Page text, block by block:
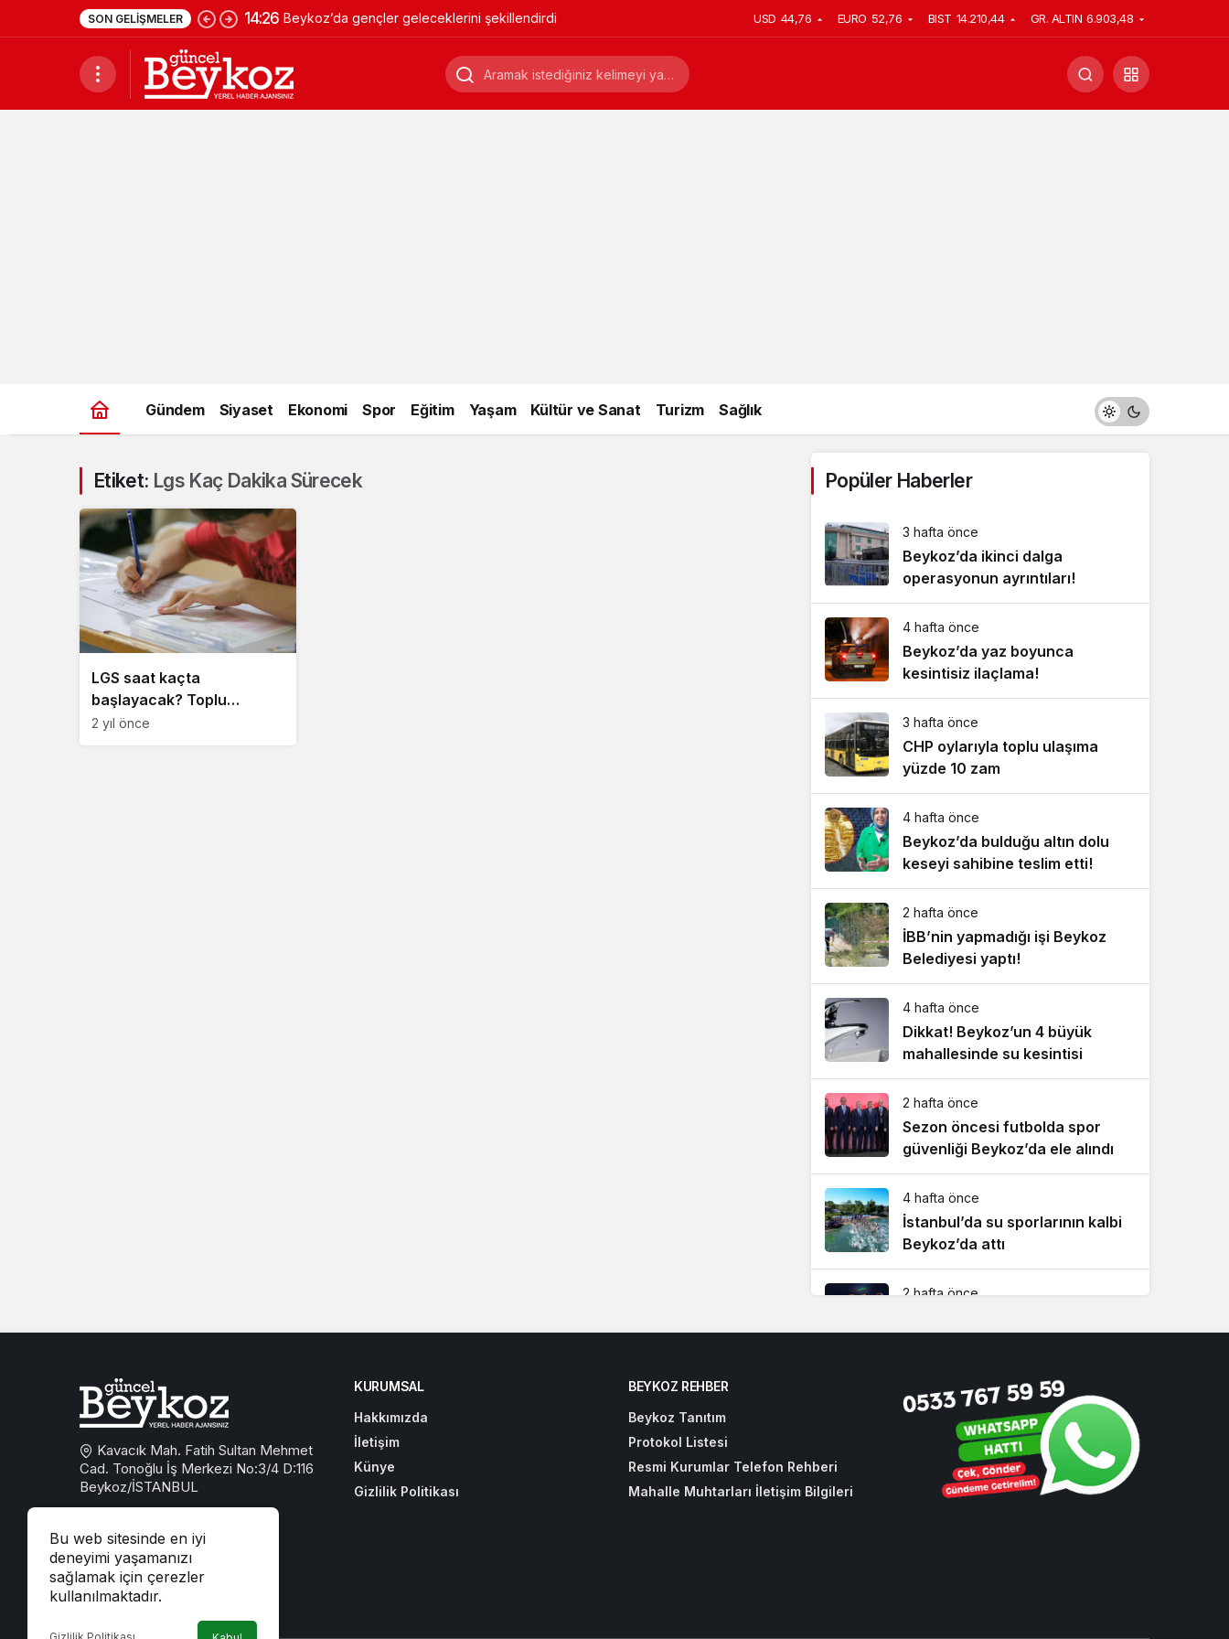
SON GELIŞMELER 14:26 Beykoz’da gençler geleceklerini şekillendirdi USD 44,76 EURO 52,76 BIST 14.210,44 GR. ALTIN 6.903,48
Gündem Siyaset Ekonomi Spor Eğitim Yaşam Kültür ve Sanat Turizm Sağlık
Etiket: Lgs Kaç Dakika Sürecek
LGS saat kaçta
başlayacak? Toplu
ulaşıma LGS düzenlemesi
2 yıl önce
Popüler Haberler
3 hafta önce
Beykoz’da ikinci dalga
operasyonun ayrıntıları!
4 hafta önce
Beykoz’da yaz boyunca
kesintisiz ilaçlama!
3 hafta önce
CHP oylarıyla toplu ulaşıma
yüzde 10 zam
4 hafta önce
Beykoz’da bulduğu altın dolu
keseyi sahibine teslim etti!
2 hafta önce
İBB’nin yapmadığı işi Beykoz
Belediyesi yaptı!
4 hafta önce
Dikkat! Beykoz’un 4 büyük
mahallesinde su kesintisi
2 hafta önce
Sezon öncesi futbolda spor
güvenliği Beykoz’da ele alındı
4 hafta önce
İstanbul’da su sporlarının kalbi
Beykoz’da attı
2 hafta önce
4 hafta önce
Beykoz Başkan Vekili Özlem
Vural Gürzel’den çarpıcı
açıklamalar!
Bu web sitesinde en iyi
deneyimi yaşamanızı
sağlamak için çerezler
kullanılmaktadır.
Kavacık Mah. Fatih Sultan Mehmet
Cad. Tonoğlu İş Merkezi No:3/4 D:116
Beykoz/İSTANBUL
beykozguncel@gmail.com
iletisim@beykozguncel.com
KURUMSAL
Hakkımızda
İletişim
Künye
Gizlilik Politikası
BEYKOZ REHBER
Beykoz Tanıtım
Protokol Listesi
Resmi Kurumlar Telefon Rehberi
Mahalle Muhtarları İletişim Bilgileri